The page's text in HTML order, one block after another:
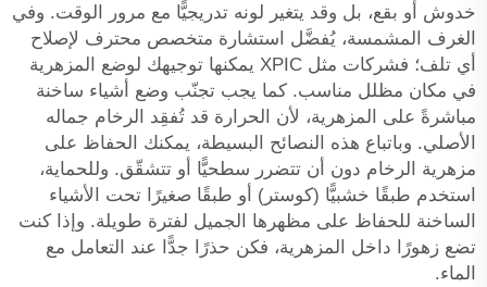
خدوش أو بقع، بل وقد يتغير لونه تدريجيًّا مع مرور الوقت. وفي
الغرف المشمسة، يُفضَّل استشارة متخصص محترف لإصلاح
أي تلف؛ فشركات مثل XPIC يمكنها توجيهك لوضع المزهرية
في مكان مظلل مناسب. كما يجب تجنّب وضع أشياء ساخنة
مباشرةً على المزهرية، لأن الحرارة قد تُفقِد الرخام جماله
الأصلي. وباتباع هذه النصائح البسيطة، يمكنك الحفاظ على
مزهرية الرخام دون أن تتضرر سطحيًّا أو تتشقّق. وللحماية،
استخدم طبقًا خشبيًّا (كوستر) أو طبقًا صغيرًا تحت الأشياء
الساخنة للحفاظ على مظهرها الجميل لفترة طويلة. وإذا كنت
تضع زهورًا داخل المزهرية، فكن حذرًا جدًّا عند التعامل مع
الماء.